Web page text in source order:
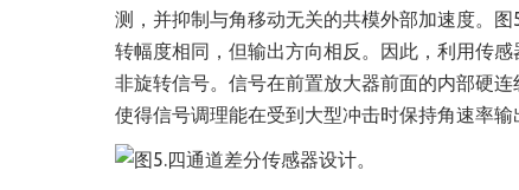
测，并抑制与角移动无关的共模外部加速度。
转幅度相同，但输出方向相反。因此，利用传
非旋转信号。信号在前置放大器前面的内部硬
使得信号调理能在受到大型冲击时保持角速率输